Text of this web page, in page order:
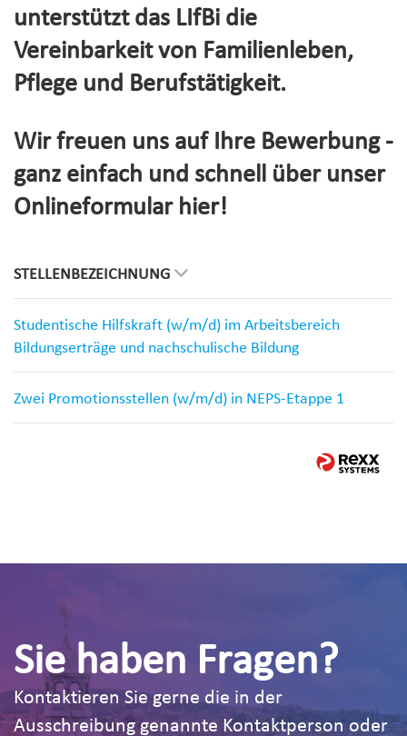
unterstützt das LIfBi die
Vereinbarkeit von Familienleben,
Pflege und Berufstätigkeit.
Wir freuen uns auf Ihre Bewerbung -
ganz einfach und schnell über unser
Onlineformular hier!
STELLENBEZEICHNUNG
Studentische Hilfskraft (w/m/d) im Arbeitsbereich
Bildungserträge und nachschulische Bildung
Zwei Promotionsstellen (w/m/d) in NEPS-Etappe 1
Sie haben Fragen?
Kontaktieren Sie gerne die in der
Ausschreibung genannte Kontaktperson oder